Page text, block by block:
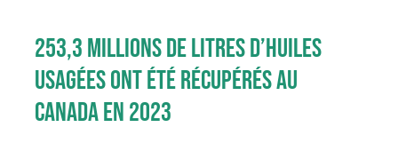
253,3 millions de litres d’huiles
usagées ont été récupérés au
Canada en 2023